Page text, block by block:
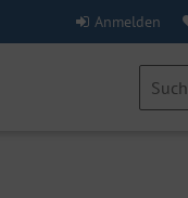
Anmelden